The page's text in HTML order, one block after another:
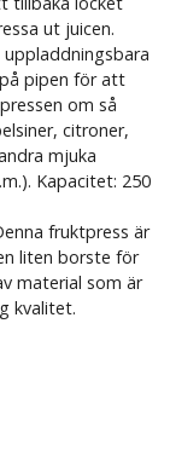
ut juicen.
uppladdningsbara
pipen för att
om så
citroner,
mjuka
Kapacitet: 250
fruktpress är
liten borste för
material som är
kvalitet.